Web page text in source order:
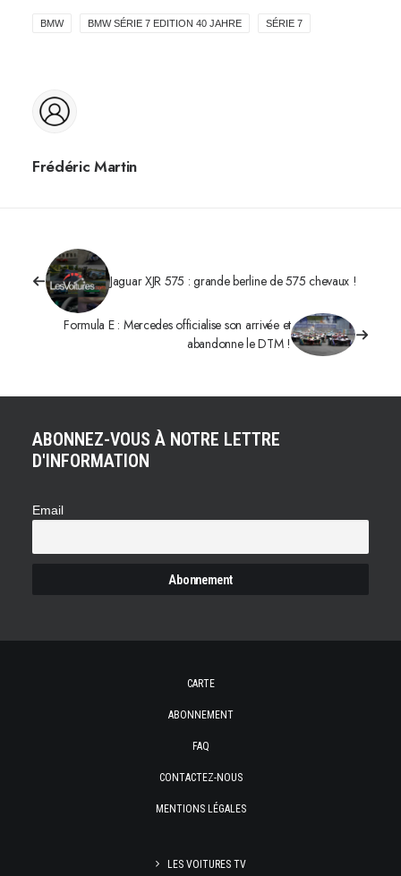
BMW BMW SÉRIE 7 EDITION 40 JAHRE SÉRIE 7
Frédéric Martin
Jaguar XJR 575 : grande berline de 575 chevaux !
Formula E : Mercedes officialise son arrivée et
abandonne le DTM !
ABONNEZ-VOUS À NOTRE LETTRE
D'INFORMATION
Email
CARTE
ABONNEMENT
FAQ
CONTACTEZ-NOUS
MENTIONS LÉGALES
LES VOITURES TV